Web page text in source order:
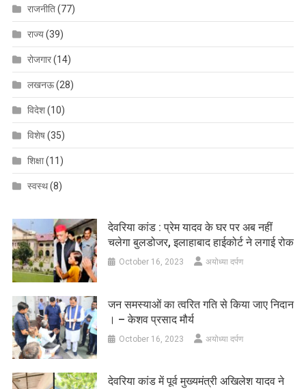
राजनीति(77)
राज्य(39)
रोजगार(14)
लखनऊ(28)
विदेश(10)
विशेष(35)
शिक्षा(11)
स्वस्थ(8)
देवरिया कांड : प्रेम यादव के घर पर अब नहीं
चलेगा बुलडोजर, इलाहाबाद हाईकोर्ट ने लगाई रोक
October 16, 2023 अयोध्या दर्पण
जन समस्याओं का त्वरित गति से किया जाए निदान
। – केशव प्रसाद मौर्य
October 16, 2023 अयोध्या दर्पण
देवरिया कांड में पूर्व मुख्यमंत्री अखिलेश यादव ने